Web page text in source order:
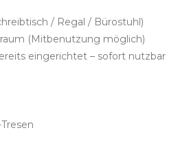
/ Regal / Bürostuhl)
(Mitbenutzung möglich)
eingerichtet – sofort nutzbar